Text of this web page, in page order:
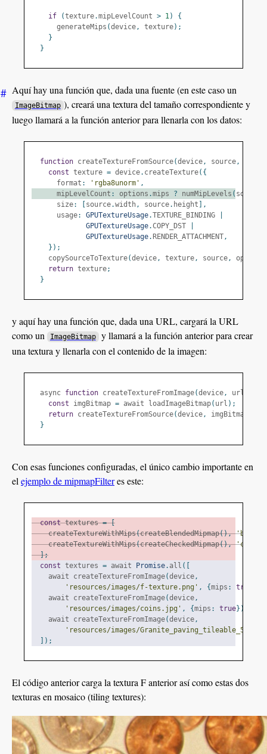
if (texture.mipLevelCount > 1)
{
      generateMips
(device, texture);
}
}
# Aquí hay una función que, dada una fuente (en este caso un
ImageBitmap ), creará una textura del tamaño correspondiente y
luego llamará a la función anterior para llenarla con los datos:
function createTextureFromSource(device, source,
const texture = device. createTexture({
      format
: 'rgba8unorm' ,
      mipLevelCount
: options .mips ? numMipLevels ( source
      size
: source.width, source. height ],
      usage
: GPUTextureUsage.TEXTURE_BINDING
GPUTextureUsage.COPY_DST
GPUTextureUsage. RENDER_ATTACHMENT,
});
    copySourceToTexture
(device, texture, source, options
return texture;
}
y aquí hay una función que, dada una URL, cargará la URL
como un
ImageBitmap y llamará a la función anterior para crear
una textura y llenarla con el contenido de la imagen:
  async
function createTextureFromImage(device, url
const imgBitmap = await loadImageBitmap( url );
return createTextureFromSource(device, imgBitmap
}
Con esas funciones configuradas, el único cambio importante en
el ejemplo de mipmapFilteres este:
const textures = [
    createTextureWithMips
(createBlendedMipmap(),
    createTextureWithMips
(createCheckedMipmap(),
];
const textures = await Promise. all ([
    await createTextureFromImage
(device,
'resources/images/f-texture.png' , {mips : true
    await createTextureFromImage
(device,
'resources/images/coins.jpg' , {mips : true}),
    await createTextureFromImage
(device,
'resources/images/
]);
El código anterior carga la textura F anterior así como estas dos
texturas en mosaico (tiling textures):